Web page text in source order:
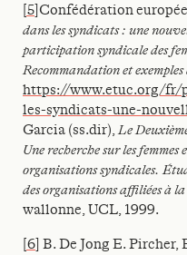
[5] Confédération
dans les syndicats : une
participation syndicale des
Recommandation et exemples
https://www.etuc.org/fr/
les-syndicats-une-
Garcia (ss.dir),Le
Une recherche sur les femmes
organisations syndicales.
des organisations affiliées à
wallonne, UCL, 1999.
[6] B. De Jong E. Pircher,